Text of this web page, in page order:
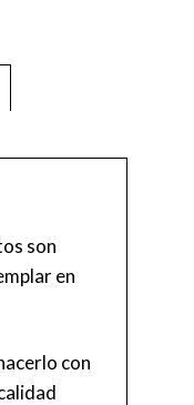
son
en
con